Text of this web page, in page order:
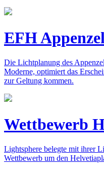
EFH
Die Lichtplanung des
Moderne, optimiert das
zur Geltung kommen.
Wettbewerb
Lightsphere belegte mit ihrer
Wettbewerb um den